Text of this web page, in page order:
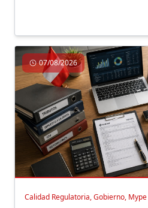
07/08/2026
Calidad Regulatoria, Gobierno, Mype